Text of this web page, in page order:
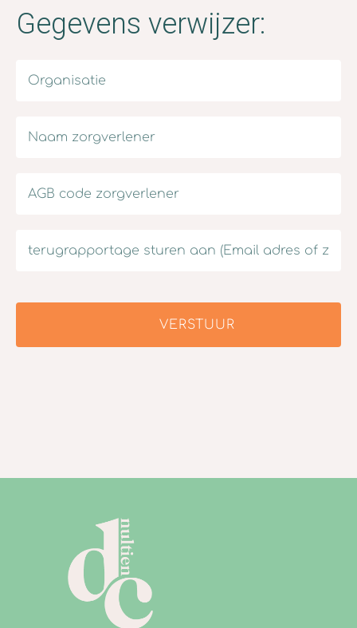
Gegevens verwijzer:
VERSTUUR